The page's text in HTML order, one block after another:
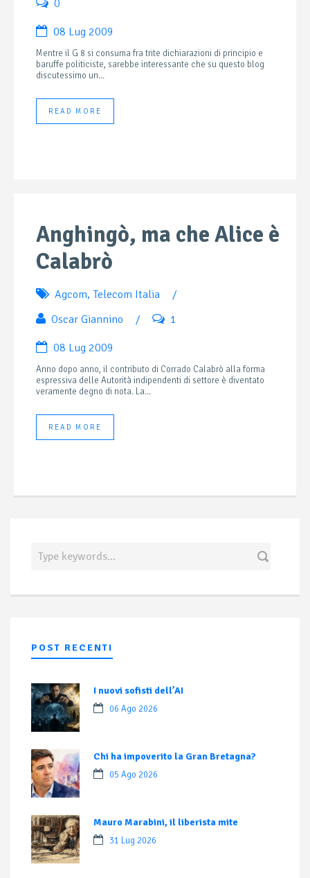
0
08 Lug 2009
Mentre il G 8 si consuma fra trite dichiarazioni di principio e
baruffe politiciste, sarebbe interessante che su questo blog
discutessimo un...
READ MORE
Anghingò, ma che Alice è
Calabrò
Agcom, Telecom Italia
/
Oscar Giannino
/ 1
08 Lug 2009
Anno dopo anno, il contributo di Corrado Calabrò alla forma
espressiva delle Autorità indipendenti di settore è diventato
veramente degno di nota. La...
READ MORE
POST RECENTI
I nuovi sofisti dell’AI
06 Ago 2026
Chi ha impoverito la Gran Bretagna?
05 Ago 2026
Mauro Marabini, il liberista mite
31 Lug 2026